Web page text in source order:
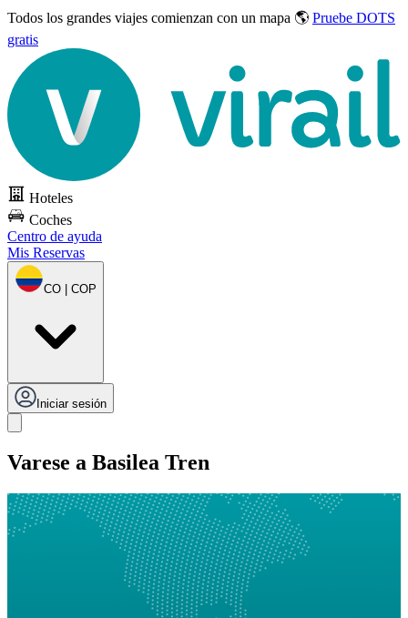
Todos los grandes viajes comienzan con un mapa 🌎 Pruebe DOTS
gratis
Hoteles
Coches
Centro de ayuda
Mis Reservas
CO | COP
Iniciar sesión
Varese a Basilea Tren